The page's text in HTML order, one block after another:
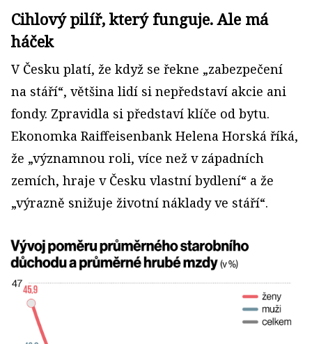
Cihlový pilíř, který funguje. Ale má
háček
V Česku platí, že když se řekne „zabezpečení
na stáří“, většina lidí si nepředstaví akcie ani
fondy. Zpravidla si představí klíče od bytu.
Ekonomka Raiffeisenbank Helena Horská říká,
že „významnou roli, více než v západních
zemích, hraje v Česku vlastní bydlení“ a že
„výrazně snižuje životní náklady ve stáří“.